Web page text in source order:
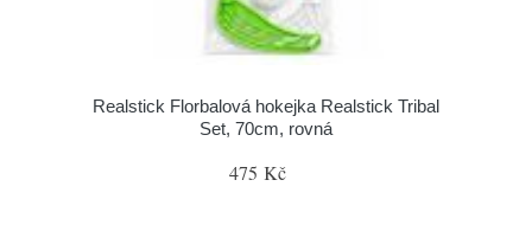
Realstick Florbalová hokejka Realstick Tribal
Set, 70cm, rovná
475 Kč